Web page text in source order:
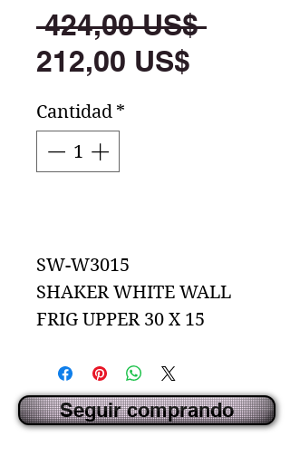
424,00 US$ Precio
212,00 US$
Cantidad *
SW-W3015
SHAKER WHITE WALL
FRIG UPPER 30 X 15
Seguir comprando